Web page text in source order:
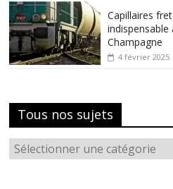
Capillaires
indispensable
Champagne
4 février 2025
Tous nos sujets
Tous
nos